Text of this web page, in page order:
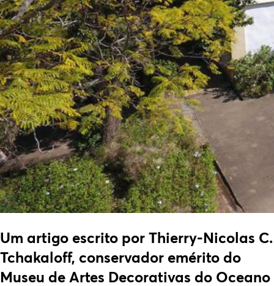
Um artigo escrito por Thierry-Nicolas C.
Tchakaloff, conservador emérito do
Museu de Artes Decorativas do Oceano